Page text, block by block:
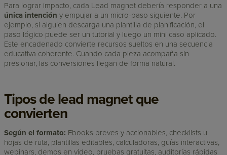
Para lograr impacto, cada Lead magnet debería responder a una
única intención y empujar a un micro-paso siguiente. Por
ejemplo, si alguien descarga una plantilla de planificación, el
paso lógico puede ser un tutorial y luego un mini caso aplicado.
Este encadenado convierte recursos sueltos en una secuencia
educativa coherente. Cuando cada pieza acompaña sin
presionar, las conversiones llegan de forma natural.
Tipos de lead magnet que
convierten
Según el formato: Ebooks breves y accionables, checklists u
hojas de ruta, plantillas editables, calculadoras, guías interactivas,
webinars, demos en video, pruebas gratuitas, auditorías rápidas